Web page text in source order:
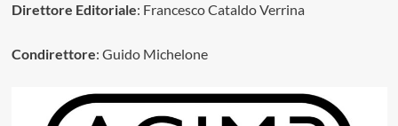
Direttore Editoriale: Francesco Cataldo Verrina
Condirettore: Guido Michelone